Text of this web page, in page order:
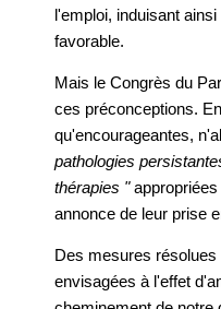
l'emploi, induisant
favorable.
Mais le Congrès du
ces préconceptions.
qu'encourageantes,
pathologies
thérapies "
annonce de leur prise
Des mesures
envisagées à l'effet